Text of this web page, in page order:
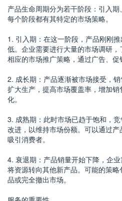
产品生命周期分为若干阶段：引入期
每个阶段都有其特定的市场策略。
1. 引入期：在这一阶段，产品刚刚
低。企业需要进行大量的市场调研
相应的市场推广策略，通过广告、促
2. 成长期：产品逐渐被市场接受，
扩大生产，提高市场覆盖率，增加
化。
3. 成熟期：此时市场已趋于饱和，
改进，以维持市场份额。可以通过
吸引消费者。
4. 衰退期：产品销量开始下降，企
将资源转向其他新产品。可能的策
品或完全撤出市场。